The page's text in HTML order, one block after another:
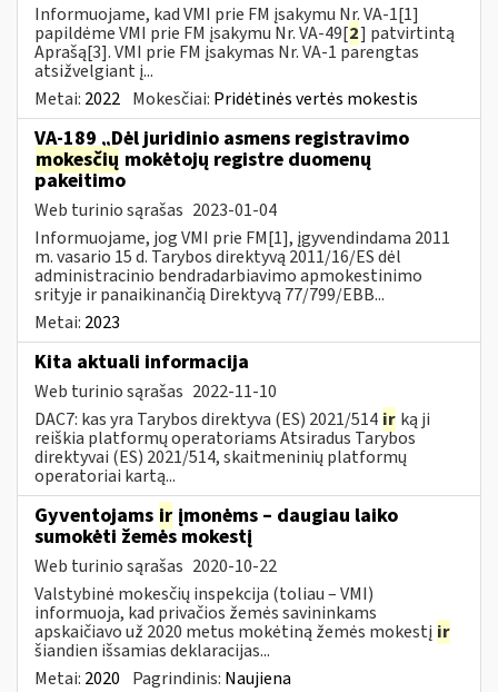
Informuojame, kad VMI prie FM įsakymu Nr. VA-1[1]
papildėme VMI prie FM įsakymu Nr. VA-49[2] patvirtintą
Aprašą[3]. VMI prie FM įsakymas Nr. VA-1 parengtas
atsižvelgiant į...
Metai: 2022 Mokesčiai: Pridėtinės vertės mokestis
VA-189 „Dėl juridinio asmens registravimo
mokesčių mokėtojų registre duomenų
pakeitimo
Web turinio sąrašas 2023-01-04
Informuojame, jog VMI prie FM[1], įgyvendindama 2011
m. vasario 15 d. Tarybos direktyvą 2011/16/ES dėl
administracinio bendradarbiavimo apmokestinimo
srityje ir panaikinančią Direktyvą 77/799/EBB...
Metai: 2023
Kita aktuali informacija
Web turinio sąrašas 2022-11-10
DAC7: kas yra Tarybos direktyva (ES) 2021/514 ir ką ji
reiškia platformų operatoriams Atsiradus Tarybos
direktyvai (ES) 2021/514, skaitmeninių platformų
operatoriai kartą...
Gyventojams ir įmonėms – daugiau laiko
sumokėti žemės mokestį
Web turinio sąrašas 2020-10-22
Valstybinė mokesčių inspekcija (toliau – VMI)
informuoja, kad privačios žemės savininkams
apskaičiavo už 2020 metus mokėtiną žemės mokestį ir
šiandien išsamias deklaracijas...
Metai: 2020 Pagrindinis: Naujiena